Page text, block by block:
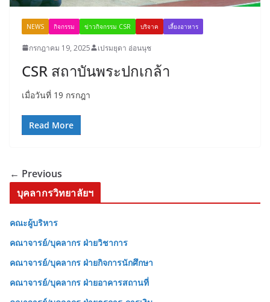
NEWS กิจกรรม ข่าวกิจกรรม CSR บริจาค เลี้ยงอาหาร
กรกฎาคม 19, 2025 เปรมยุดา อ่อนนุช
CSR สถาบันพระปกเกล้า
เมื่อวันที่ 19 กรกฎา
Read More
← Previous
บุคลากรวิทยาลัยฯ
คณะผู้บริหาร
คณาจารย์/บุคลากร ฝ่ายวิชาการ
คณาจารย์/บุคลากร ฝ่ายกิจการนักศึกษา
คณาจารย์/บุคลากร ฝ่ายอาคารสถานที่